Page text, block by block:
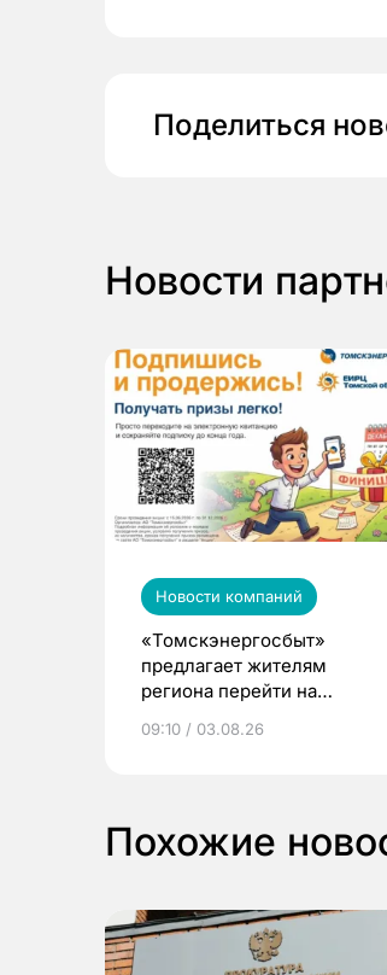
Поделиться
Новости
Новости компаний
«Томскэнергосбыт»
предлагает жителям
региона перейти на
выиграть призы
09:10 / 03.08.26
Похожие